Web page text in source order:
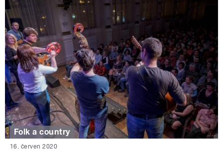
Folk a country
16. červen 2020